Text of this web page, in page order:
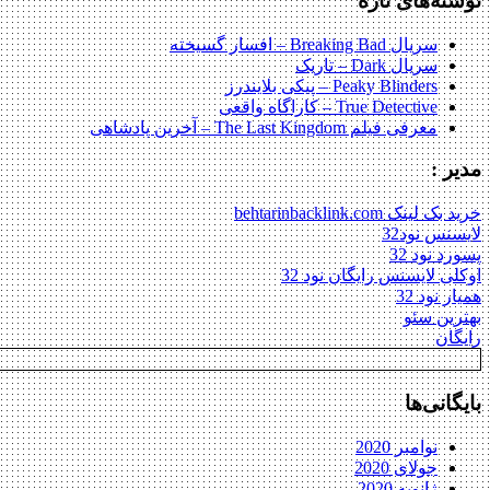
سریال Breaking Bad – افسار گسیخته
سریال Dark – تاریک
Peaky Blinders – پیکی بلایندرز
True Detective – کاراگاه واقعی
معرفی فیلم The Last Kingdom – آخرین پادشاهی
مدیر :
خرید بک لینک behtarinbacklink.com
لایسنس نود32
پسورد نود 32
اوکلی لایسنس رایگان نود 32
همیار نود 32
بهترین سئو
رایگان
بایگانی‌ها
نوامبر 2020
جولای 2020